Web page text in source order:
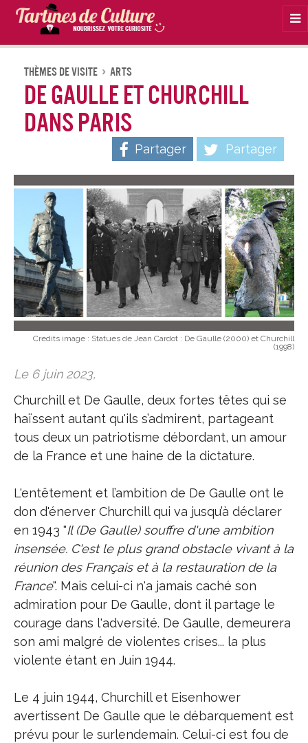
Thèmes De Visite Arts
De Gaulle et Churchill
dans Paris
Partager Partager
Credits image : Statues de Jean Cardot : De Gaulle (2000) et Churchill
(1998)
Le 6 juin 2023,
Churchill et De Gaulle, deux fortes têtes qui se
haïssent autant qu'ils s’admirent, partageant
tous deux un patriotisme débordant, un amour
de la France et une haine de la dictature.
L'entêtement et l’ambition de De Gaulle ont le
don d'énerver Churchill qui va jusqu’à déclarer
en 1943 "Il (De Gaulle) souffre d'une ambition
insensée. C'est le plus grand obstacle vivant à la
réunion des Français et à la restauration de la
France". Mais celui-ci n'a jamais caché son
admiration pour De Gaulle, dont il partage le
courage dans l'adversité. De Gaulle, demeurera
son ami malgré de violentes crises... la plus
violente étant en Juin 1944.
Le 4 juin 1944, Churchill et Eisenhower
avertissent De Gaulle que le débarquement est
prévu pour le surlendemain. Celui-ci est fou de